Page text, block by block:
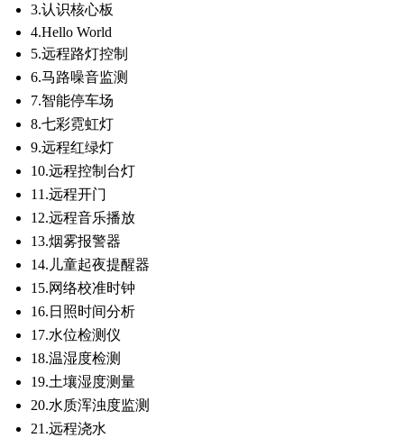
3.认识核心板
4.Hello World
5.远程路灯控制
6.马路噪音监测
7.智能停车场
8.七彩霓虹灯
9.远程红绿灯
10.远程控制台灯
11.远程开门
12.远程音乐播放
13.烟雾报警器
14.儿童起夜提醒器
15.网络校准时钟
16.日照时间分析
17.水位检测仪
18.温湿度检测
19.土壤湿度测量
20.水质浑浊度监测
21.远程浇水